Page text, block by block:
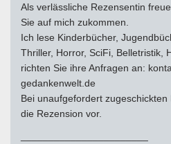
Als verlässliche Rezensentin
Sie auf mich zukommen.
Ich lese Kinderbücher,
Thriller, Horror, SciFi, Belletristik,
richten Sie ihre Anfragen an:
gedankenwelt.de
Bei unaufgefordert
die Rezension vor.